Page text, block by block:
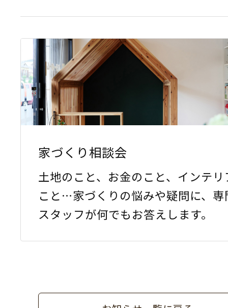
家づくり相談会
土地のこと、お金のこと、インテ
こと…家づくりの悩みや疑問に、専
スタッフが何でもお答えします。